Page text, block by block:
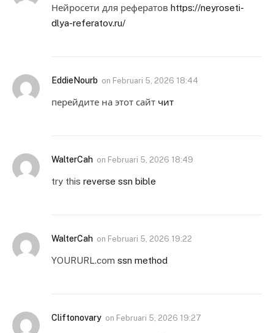
Нейросети для рефератов https://neyroseti-
dlya-referatov.ru/
EddieNourb on Februari 5, 2026 18:44
перейдите на этот сайт чит
WalterCah on Februari 5, 2026 18:49
try this reverse ssn bible
WalterCah on Februari 5, 2026 19:22
YOURURL.com ssn method
Cliftonovary on Februari 5, 2026 19:27